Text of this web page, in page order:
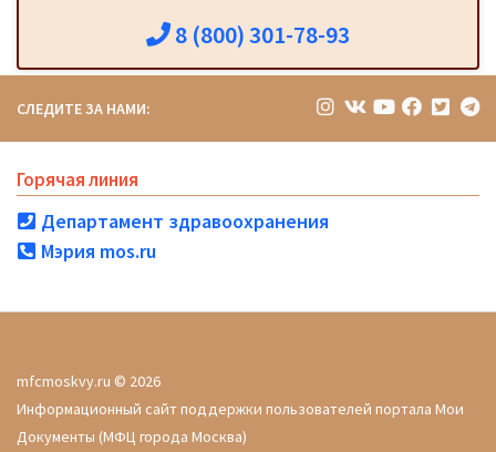
8 (800) 301-78-93
СЛЕДИТЕ ЗА НАМИ:
Горячая линия
Департамент здравоохранения
Мэрия mos.ru
mfcmoskvy.ru © 2026
Информационный сайт поддержки пользователей портала Мои
Документы (МФЦ города Москва)